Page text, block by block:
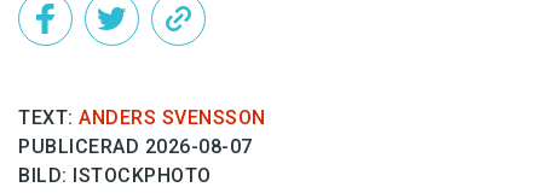
TEXT: ANDERS SVENSSON
PUBLICERAD 2026-08-07
BILD: ISTOCKPHOTO